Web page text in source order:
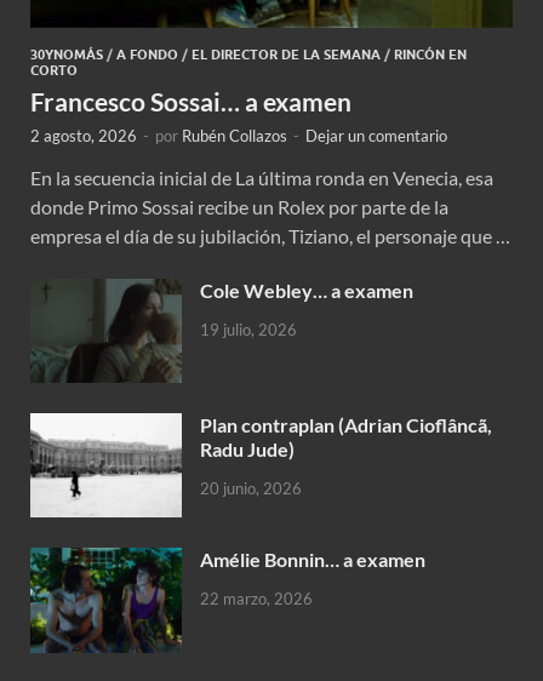
30YNOMÁS / A FONDO / EL DIRECTOR DE LA SEMANA / RINCÓN EN
CORTO
Francesco Sossai… a examen
2 agosto, 2026 - por Rubén Collazos - Dejar un comentario
En la secuencia inicial de La última ronda en Venecia, esa
donde Primo Sossai recibe un Rolex por parte de la
empresa el día de su jubilación, Tiziano, el personaje que …
Cole Webley… a examen
19 julio, 2026
Plan contraplan (Adrian Cioflâncã,
Radu Jude)
20 junio, 2026
Amélie Bonnin… a examen
22 marzo, 2026